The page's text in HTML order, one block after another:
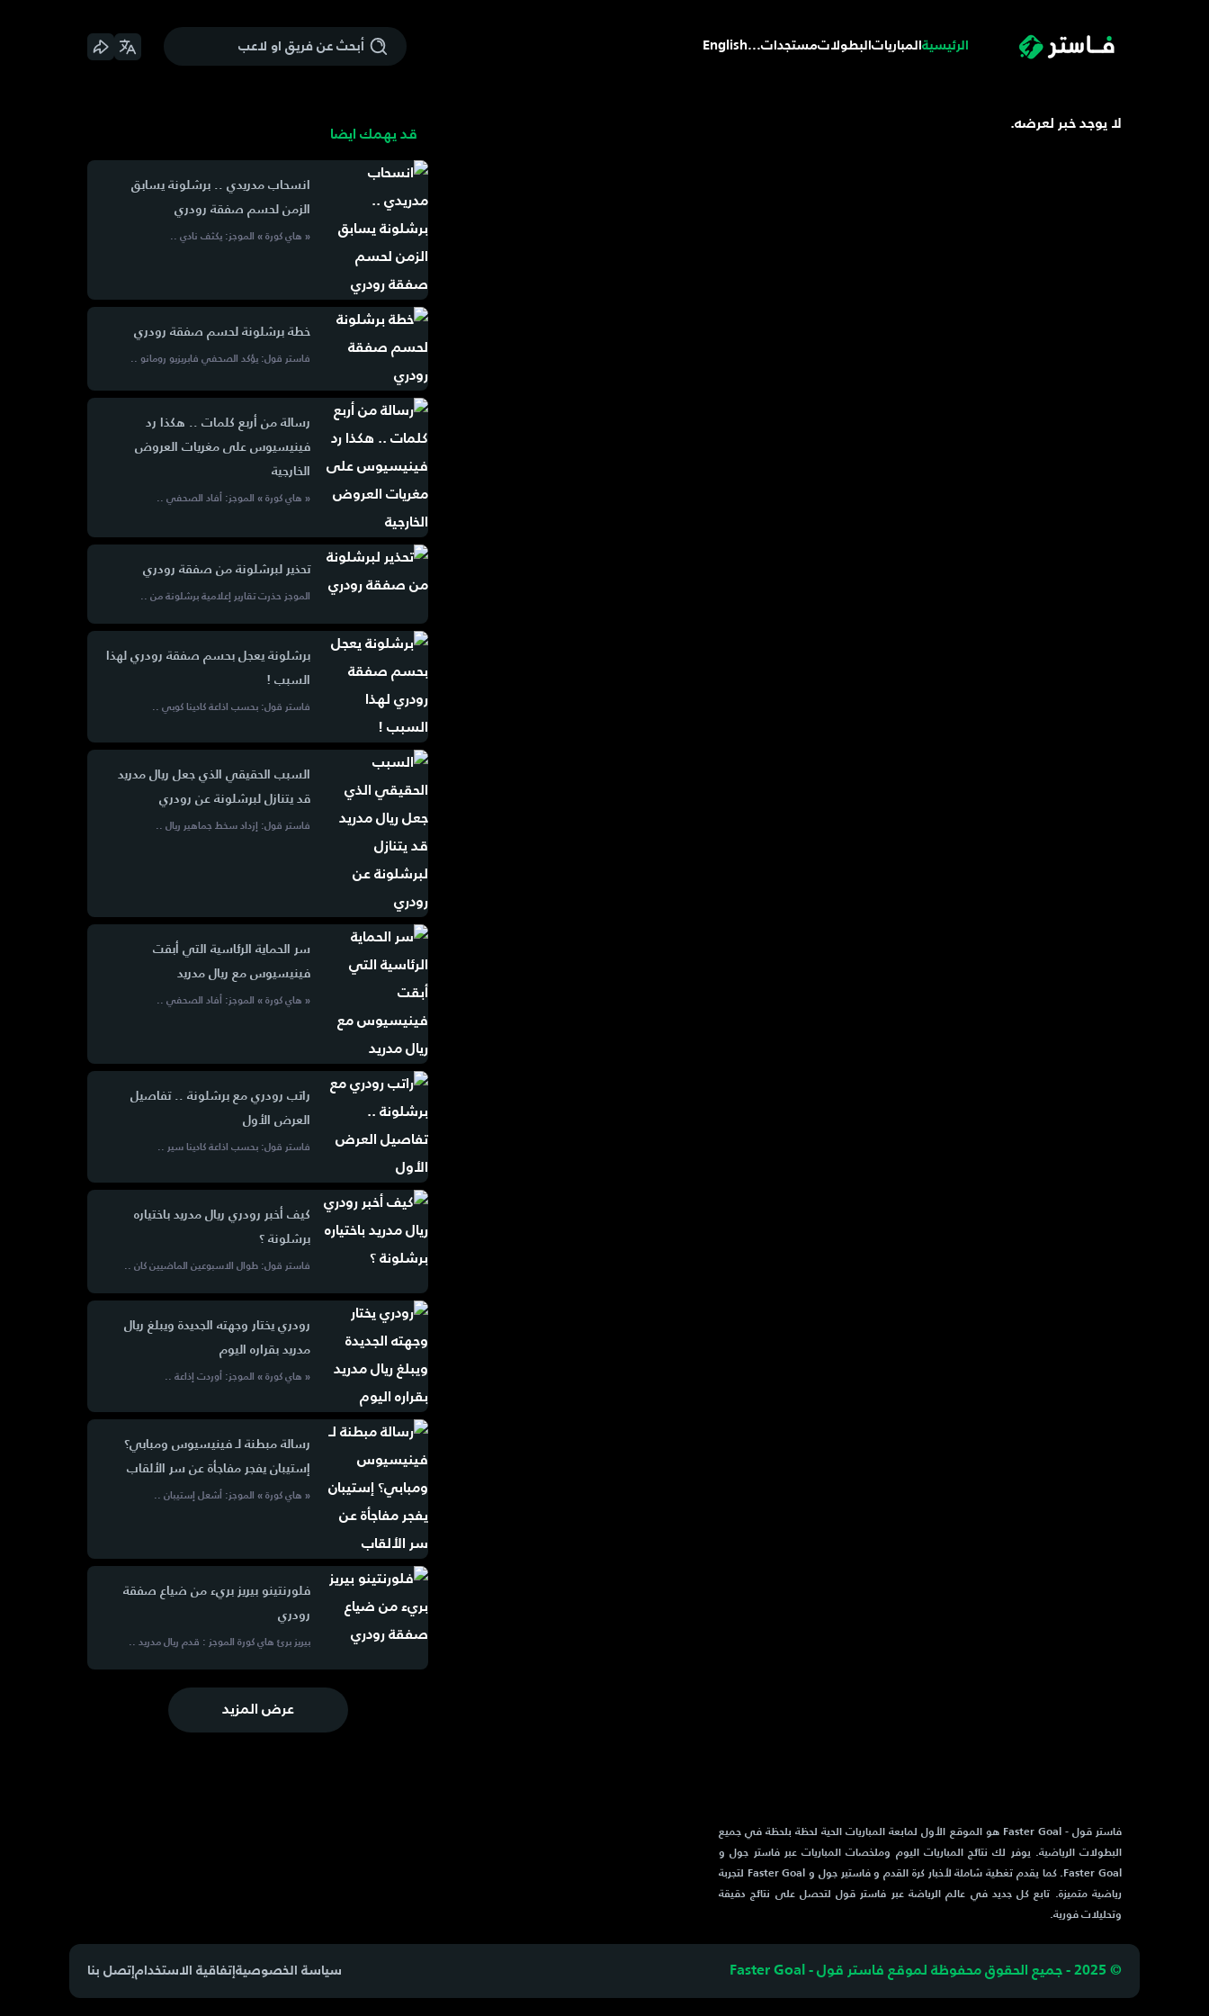
الرئيسية المباريات البطولاتمستجدات...
English
لا يوجد خبر لعرضه.
قد يهمك ايضا
انسحاب مدريدي .. برشلونة يسابق
الزمن لحسم صفقة رودري
« هاي كورة » الموجز: يكثف نادي ..
خطة برشلونة لحسم صفقة رودري
فاستر قول: يؤكد الصحفي فابريزيو رومانو ..
رسالة من أربع كلمات .. هكذا رد
فينيسيوس على مغريات العروض
الخارجية
« هاي كورة » الموجز: أفاد الصحفي ..
تحذير لبرشلونة من صفقة رودري
الموجز حذرت تقارير إعلامية برشلونة من ..
برشلونة يعجل بحسم صفقة رودري لهذا
السبب !
فاستر قول: بحسب اذاعة كادينا كوبي ..
السبب الحقيقي الذي جعل ريال مدريد
قد يتنازل لبرشلونة عن رودري
فاستر قول: إزداد سخط جماهير ريال ..
سر الحماية الرئاسية التي أبقت
فينيسيوس مع ريال مدريد
« هاي كورة » الموجز: أفاد الصحفي ..
راتب رودري مع برشلونة .. تفاصيل
العرض الأول
فاستر قول: بحسب اذاعة كادينا سير ..
كيف أخبر رودري ريال مدريد باختياره
برشلونة ؟
فاستر قول: طوال الاسبوعين الماضيين كان ..
رودري يختار وجهته الجديدة ويبلغ ريال
مدريد بقراره اليوم
« هاي كورة » الموجز: أوردت إذاعة ..
رسالة مبطنة لـ فينيسيوس ومبابي؟
إستيبان يفجر مفاجأة عن سر الألقاب
« هاي كورة » الموجز: أشعل إستيبان ..
فلورنتينو بيريز بريء من ضياع صفقة
رودري
بيريز برئ هاي كورة الموجز : قدم ريال مدريد ..
عرض المزيد
فاستر قول - Faster Goal هو الموقع الأول لمابعة المباريات الحية لحظة بلحظة في جميع
البطولات الرياضية. يوفر لك نتائج المباريات اليوم وملخصات المباريات عبر فاستر جول و
Faster Goal. كما يقدم تغطية شاملة لأخبار كرة القدم و فاستير جول و Faster Goal لتجربة
رياضية متميزة. تابع كل جديد في عالم الرياضة عبر فاستر قول لتحصل على نتائج دقيقة
وتحليلات فورية.
© 2025 - جميع الحقوق محفوظة لموقع فاستر قول - Faster Goal سياسة الخصوصيةإتفاقية الاستخدامإتصل بنا